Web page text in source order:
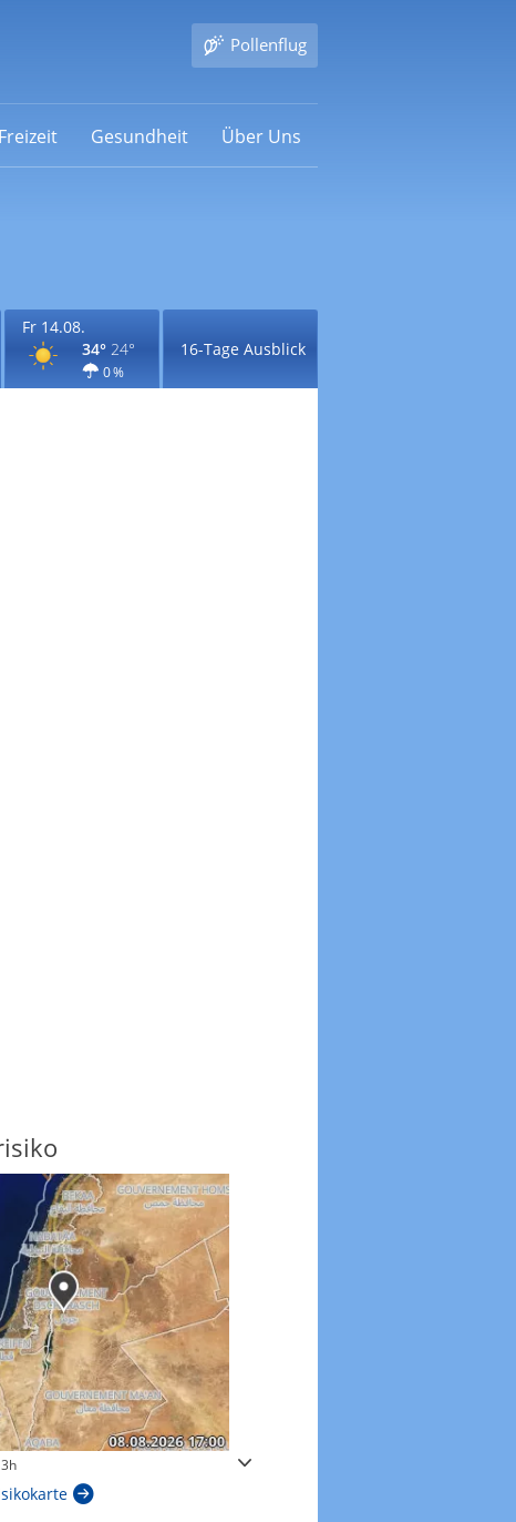
Pollenflug
Gesundheit Über Uns
Fr 14.08.
34° 24°
0 %
16-Tage Ausblick
Windböen heute